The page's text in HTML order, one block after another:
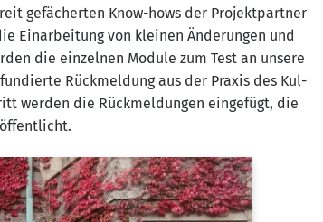
gefä­cher­ten Know-hows der Pro­jekt­part­ner
Ein­ar­bei­tung von klei­nen Ände­run­gen und
die ein­zel­nen Modu­le zum Test an unse­re
Rück­mel­dung aus der Pra­xis des Kul­
wer­den die Rück­mel­dun­gen ein­ge­fügt, die